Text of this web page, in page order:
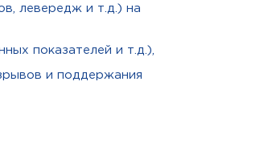
левередж и т.д.) на
показателей и т.д.),
и поддержания